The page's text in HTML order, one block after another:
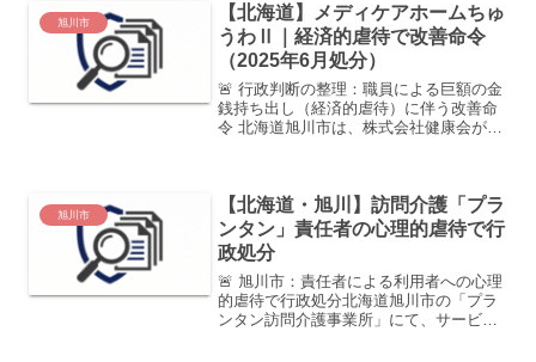
旭川市
【北海道】メディケアホームちゅ
うわⅡ｜経済的虐待で改善命令
（2025年6月処分）
🚨 行政判断の整理：職員による巨額の金
銭持ち出し（経済的虐待）に伴う改善命
令 北海道旭川市は、株式会社健康会が運
付）を発出しまし...
旭川市
【北海道・旭川】訪問介護「プラ
ンタン」責任者の心理的虐待で行
政処分
🚨 旭川市：責任者による利用者への心理
的虐待で行政処分北海道旭川市の「プラ
ンタン訪問介護事業所」にて、サービス